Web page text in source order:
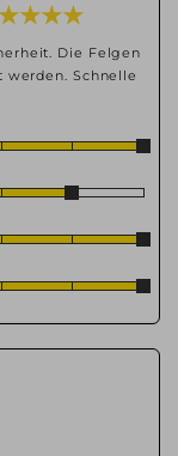
★ ★ ★
Die Felgen
werden. Schnelle